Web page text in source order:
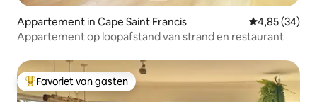
Appartement in Cape Saint Francis Gemiddelde
4,85 (34)
Appartement op loopafstand van strand en restaurant
Topfavoriet van gasten
Favoriet van gasten